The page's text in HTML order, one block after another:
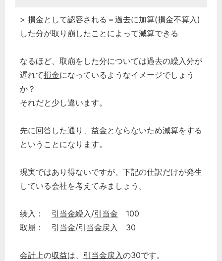
> 損金として認容される＝過去に加算(損金不算入)
した分が取り崩したことによって減算できる
なるほど、取崩をした分については過去の繰入分が
遅れて損金になっているようなイメージでしょう
か？
それだと少し違います。
先に回答した通り、 益金とならないため減算をする
ということになります。
現実ではあり得ないですが、下記の仕訳だけが発生
している会社を考えてみましょう。
繰入： 引当金繰入/引当金 100
取崩： 引当金/引当金戻入 30
会計上の収益は、 引当金戻入の30です。